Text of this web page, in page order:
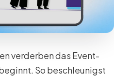
verderben das Event-
So beschleunigst